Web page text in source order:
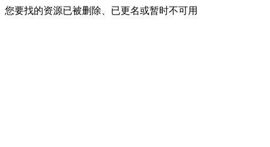
您要找的资源已被删除、已更名或暂时不可用